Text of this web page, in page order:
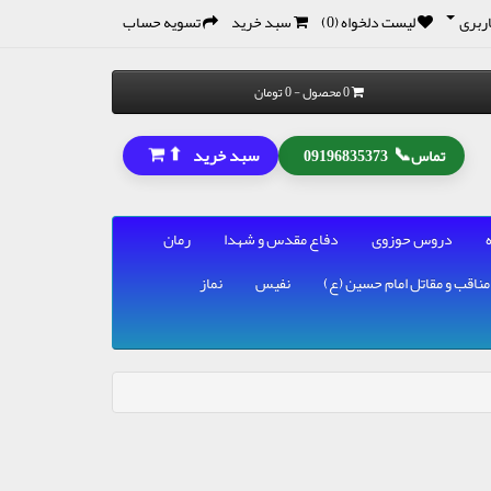
لیست دلخواه (0) سبد خرید تسویه حساب
0 محصول - 0 تومان
تماس📞
09196835373 سبد خرید ⬆
دروس حوزوی دفاع مقدس و شهدا
رمان
مناقب و مقاتل امام حسین (ع) نفیس
نماز